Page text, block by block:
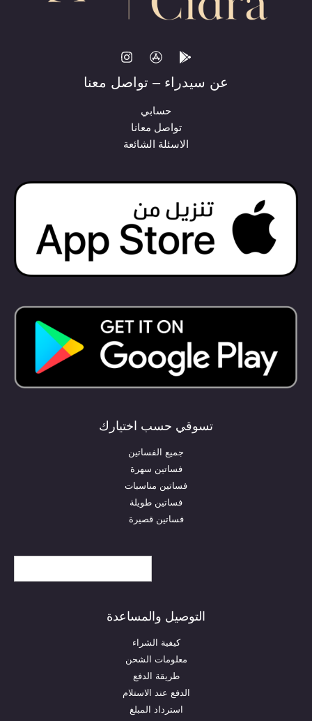
عن سيدراء – تواصل معنا
حسابي
تواصل معانا
الاسئلة الشائعة
تسوقي حسب اختيارك
جميع الفساتين
فساتين سهرة
فساتين مناسبات
فساتين طويلة
فساتين قصيرة
التوصيل والمساعدة
كيفية الشراء
معلومات الشحن
طريقة الدفع
الدفع عند الاستلام
استرداد المبلغ